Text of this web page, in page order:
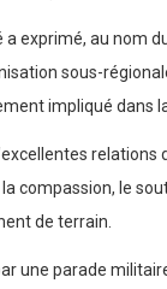
a exprimé, au nom
sous-
impliqué
la compassion, le
de terrain.
une parade